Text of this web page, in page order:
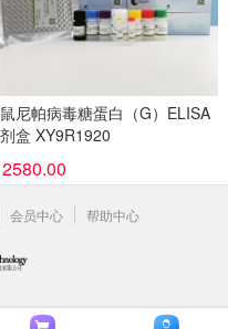
尼帕病毒糖蛋白（G）ELISA
盒 XY9R1920
2580.00
会员中心 帮助中心